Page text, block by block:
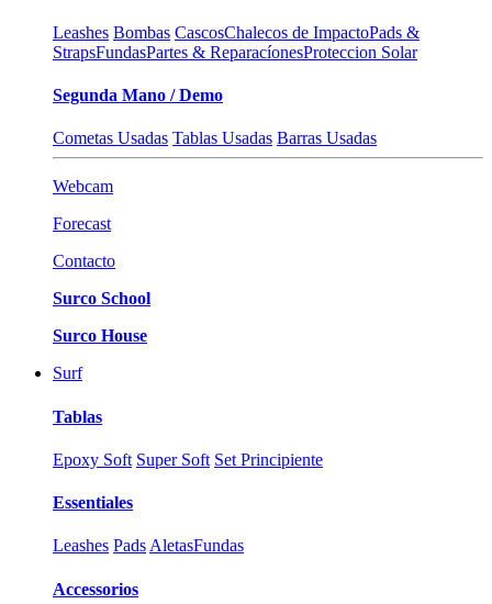
Leashes Bombas CascosChalecos de ImpactoPads &
StrapsFundasPartes & ReparacíonesProteccion Solar
Segunda Mano / Demo
Cometas Usadas Tablas Usadas Barras Usadas
Webcam
Forecast
Contacto
Surco School
Surco House
Surf
Tablas
Epoxy Soft Super Soft Set Principiente
Essentiales
Leashes Pads AletasFundas
Accessorios